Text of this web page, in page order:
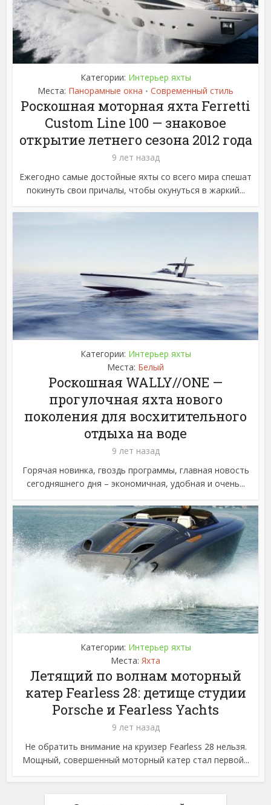
Категории: Интерьер яхты
Места: Панорамные окна • Современный стиль
Роскошная моторная яхта Ferretti
Custom Line 100 — знаковое
открытие летнего сезона 2012 года
9 лет назад
Ежегодно самые достойные яхты со всего мира спешат
покинуть свои причалы, чтобы окунуться в жаркий...
Категории: Интерьер яхты
Места: Белый
Роскошная WALLY//ONE —
прогулочная яхта нового
поколения для восхитительного
отдыха на воде
9 лет назад
Горячая новинка, гвоздь программы, главная новость
сегодняшнего дня – экономичная, удобная и очень...
Категории: Интерьер яхты
Места: Яхта
Летящий по волнам моторный
катер Fearless 28: детище студии
Porsche и Fearless Yachts
9 лет назад
Не обратить внимание на круизер Fearless 28 нельзя.
Мощный, совершенный моторный катер стал первой...